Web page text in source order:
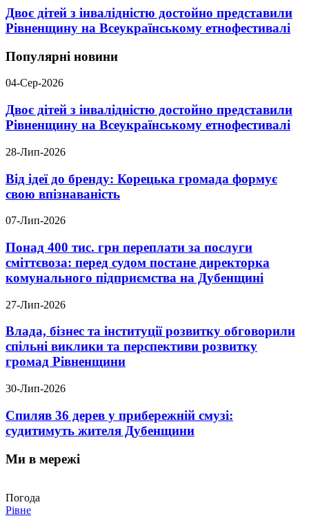
Двоє дітей з інвалідністю достойно представили
Рівненщину на Всеукраїнському етнофестивалі
Популярні новини
04-Сер-2026
Двоє дітей з інвалідністю достойно представили
Рівненщину на Всеукраїнському етнофестивалі
28-Лип-2026
Від ідеї до бренду: Корецька громада формує
свою впізнаваність
07-Лип-2026
Понад 400 тис. грн переплати за послуги
сміттєвоза: перед судом постане директорка
комунального підприємства на Дубенщині
27-Лип-2026
Влада, бізнес та інституції розвитку обговорили
спільні виклики та перспективи розвитку
громад Рівненщини
30-Лип-2026
Спиляв 36 дерев у прибережній смузі:
судитимуть жителя Дубенщини
Ми в мережі
Погода
Рівне